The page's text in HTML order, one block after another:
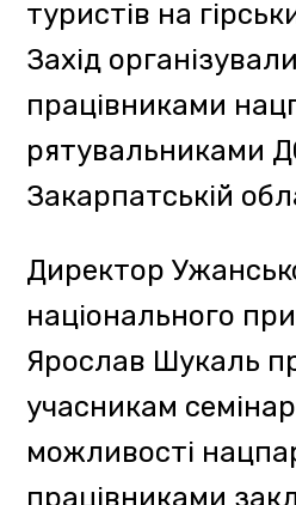
родзинками, що
природоохоронній
Серед них – дерев’яні
Покрови Пресвятої
(1645 р.) та св. Василя
(1703 р), вузол оборони
війни, найстаріші дуби
та облаштований
майданчик на
перевалі.